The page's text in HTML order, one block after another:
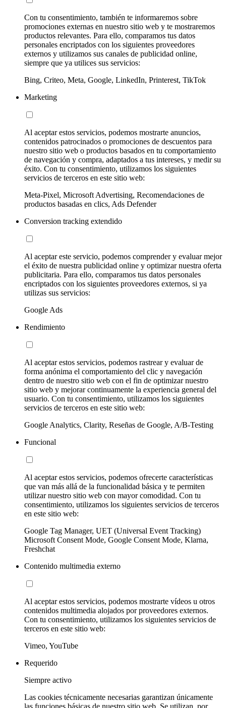
Con tu consentimiento, también te informaremos sobre
promociones externas en nuestro sitio web y te mostraremos
productos relevantes. Para ello, comparamos tus datos
personales encriptados con los siguientes proveedores
externos y utilizamos sus canales de publicidad online,
siempre que ya utilices sus servicios:
Bing, Criteo, Meta, Google, LinkedIn, Printerest, TikTok
Marketing
Al aceptar estos servicios, podemos mostrarte anuncios,
contenidos patrocinados o promociones de descuentos para
nuestro sitio web o productos basados en tu comportamiento
de navegación y compra, adaptados a tus intereses, y medir su
éxito. Con tu consentimiento, utilizamos los siguientes
servicios de terceros en este sitio web:
Meta-Pixel, Microsoft Advertising, Recomendaciones de
productos basadas en clics, Ads Defender
Conversion tracking extendido
Al aceptar este servicio, podemos comprender y evaluar mejor
el éxito de nuestra publicidad online y optimizar nuestra oferta
publicitaria. Para ello, comparamos tus datos personales
encriptados con los siguientes proveedores externos, si ya
utilizas sus servicios:
Google Ads
Rendimiento
Al aceptar estos servicios, podemos rastrear y evaluar de
forma anónima el comportamiento del clic y navegación
dentro de nuestro sitio web con el fin de optimizar nuestro
sitio web y mejorar continuamente la experiencia general del
usuario. Con tu consentimiento, utilizamos los siguientes
servicios de terceros en este sitio web:
Google Analytics, Clarity, Reseñas de Google, A/B-Testing
Funcional
Al aceptar estos servicios, podemos ofrecerte características
que van más allá de la funcionalidad básica y te permiten
utilizar nuestro sitio web con mayor comodidad. Con tu
consentimiento, utilizamos los siguientes servicios de terceros
en este sitio web:
Google Tag Manager, UET (Universal Event Tracking)
Microsoft Consent Mode, Google Consent Mode, Klarna,
Freshchat
Contenido multimedia externo
Al aceptar estos servicios, podemos mostrarte vídeos u otros
contenidos multimedia alojados por proveedores externos.
Con tu consentimiento, utilizamos los siguientes servicios de
terceros en este sitio web:
Vimeo, YouTube
Requerido
Siempre activo
Las cookies técnicamente necesarias garantizan únicamente